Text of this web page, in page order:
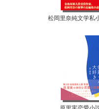
松岡里奈純文学私